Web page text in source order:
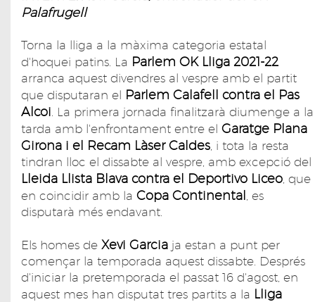
Palafrugell
Torna la lliga a la màxima categoria estatal
d'hoquei patins. La Parlem OK Lliga 2021-22
arranca aquest divendres al vespre amb el partit
que disputaran el Parlem Calafell contra el Pas
Alcoi . La primera jornada finalitzarà diumenge a la
tarda amb l'enfrontament entre el Garatge Plana
Girona i el Recam Làser Caldes , i tota la resta
tindran lloc el dissabte al vespre, amb excepció del
Lleida Llista Blava contra el Deportivo Liceo , que
en coincidir amb la Copa Continental , es
disputarà més endavant.
Els homes de Xevi Garcia ja estan a punt per
començar la temporada aquest dissabte. Després
d'iniciar la pretemporada el passat 16 d'agost, en
aquest mes han disputat tres partits a la Lliga